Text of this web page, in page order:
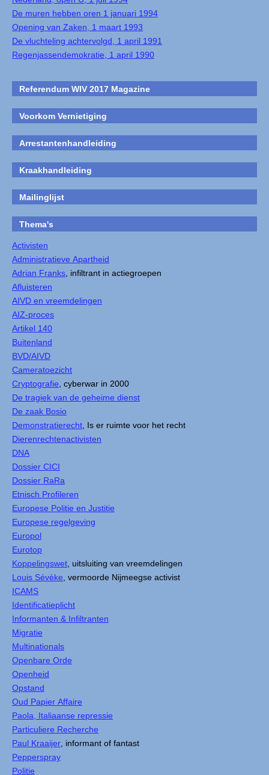
De muren hebben oren 1 januari 1994
Opening van Zaken, 1 maart 1993
De vluchteling achtervolgd, 1 april 1991
Regenjassendemokratie, 1 april 1990
Referendum WIV 2017 Magazine
Voorkom Vernietiging
Arrestantenhandleiding
Kraakhandleiding
Mailinglijst
Thema's
Activisten
Administratieve Apartheid
Adrian Franks , infiltrant in actiegroepen
Afluisteren
AIVD en vreemdelingen
AIZ-proces
Artikel 140
Buitenland
BVD/AIVD
Cameratoezicht
Cryptografie , cyberwar in 2000
De tragiek van de geheime dienst
De zaak Bosio
Demonstratierecht , Is er ruimte voor het recht
Dierenrechtenactivisten
DNA
Dossier CICI
Dossier RaRa
Etnisch Profileren
Europese Politie en Justitie
Europese regelgeving
Europol
Eurotop
Koppelingswet , uitsluiting van vreemdelingen
Louis Sévèke , vermoorde Nijmeegse activist
ICAMS
Identificatieplicht
Informanten & Infiltranten
Migratie
Multinationals
Openbare Orde
Openheid
Opstand
Oud Papier Affaire
Paola, Italiaanse repressie
Particuliere Recherche
Paul Kraaijer , informant of fantast
Pepperspray
Politie